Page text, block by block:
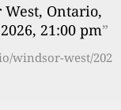
Ontario,
21:00 pm”
windsor-west/202